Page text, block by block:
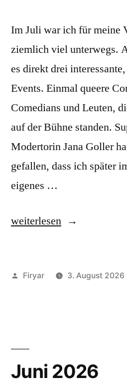
Im Juli war ich für meine
ziemlich viel unterwegs.
es direkt drei
Events. Einmal queere
Comedians und Leuten,
auf der Bühne standen.
Modertorin Jana Goller
gefallen, dass ich später
eigenes …
„Juli
weiterlesen
Veröffentlicht
Firyar 3. August 2026
Juni 2026